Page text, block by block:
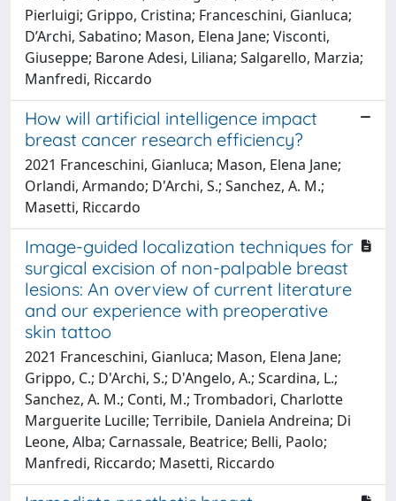
Pierluigi; Grippo, Cristina; Franceschini, Gianluca;
D’Archi, Sabatino; Mason, Elena Jane; Visconti,
Giuseppe; Barone Adesi, Liliana; Salgarello, Marzia;
Manfredi, Riccardo
How will artificial intelligence impact
breast cancer research efficiency?
2021 Franceschini, Gianluca; Mason, Elena Jane;
Orlandi, Armando; D'Archi, S.; Sanchez, A. M.;
Masetti, Riccardo
Image-guided localization techniques for
surgical excision of non-palpable breast
lesions: An overview of current literature
and our experience with preoperative
skin tattoo
2021 Franceschini, Gianluca; Mason, Elena Jane;
Grippo, C.; D'Archi, S.; D'Angelo, A.; Scardina, L.;
Sanchez, A. M.; Conti, M.; Trombadori, Charlotte
Marguerite Lucille; Terribile, Daniela Andreina; Di
Leone, Alba; Carnassale, Beatrice; Belli, Paolo;
Manfredi, Riccardo; Masetti, Riccardo